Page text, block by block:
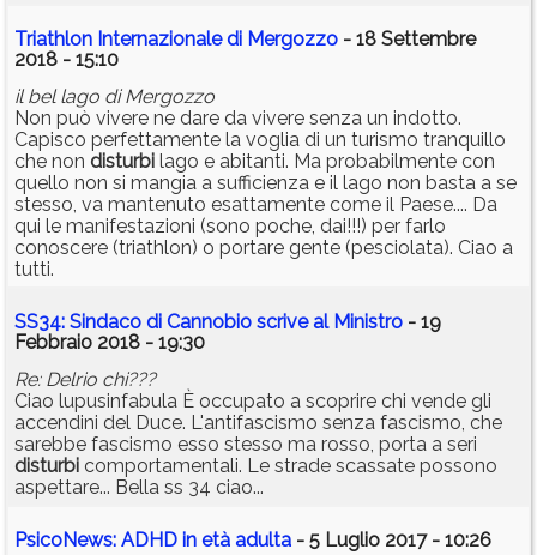
Triathlon Internazionale di Mergozzo - 18 Settembre
2018 - 15:10
il bel lago di Mergozzo
Non può vivere ne dare da vivere senza un indotto.
Capisco perfettamente la voglia di un turismo tranquillo
che non disturbi lago e abitanti. Ma probabilmente con
quello non si mangia a sufficienza e il lago non basta a se
stesso, va mantenuto esattamente come il Paese.... Da
qui le manifestazioni (sono poche, dai!!!) per farlo
conoscere (triathlon) o portare gente (pesciolata). Ciao a
tutti.
SS34: Sindaco di Cannobio scrive al Ministro - 19
Febbraio 2018 - 19:30
Re: Delrio chi???
Ciao lupusinfabula È occupato a scoprire chi vende gli
accendini del Duce. L'antifascismo senza fascismo, che
sarebbe fascismo esso stesso ma rosso, porta a seri
disturbi comportamentali. Le strade scassate possono
aspettare... Bella ss 34 ciao...
PsicoNews: ADHD in età adulta - 5 Luglio 2017 - 10:26